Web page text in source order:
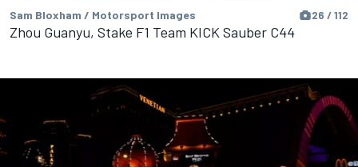
Sam Bloxham / Motorsport Images 26 / 112
Zhou Guanyu, Stake F1 Team KICK Sauber C44